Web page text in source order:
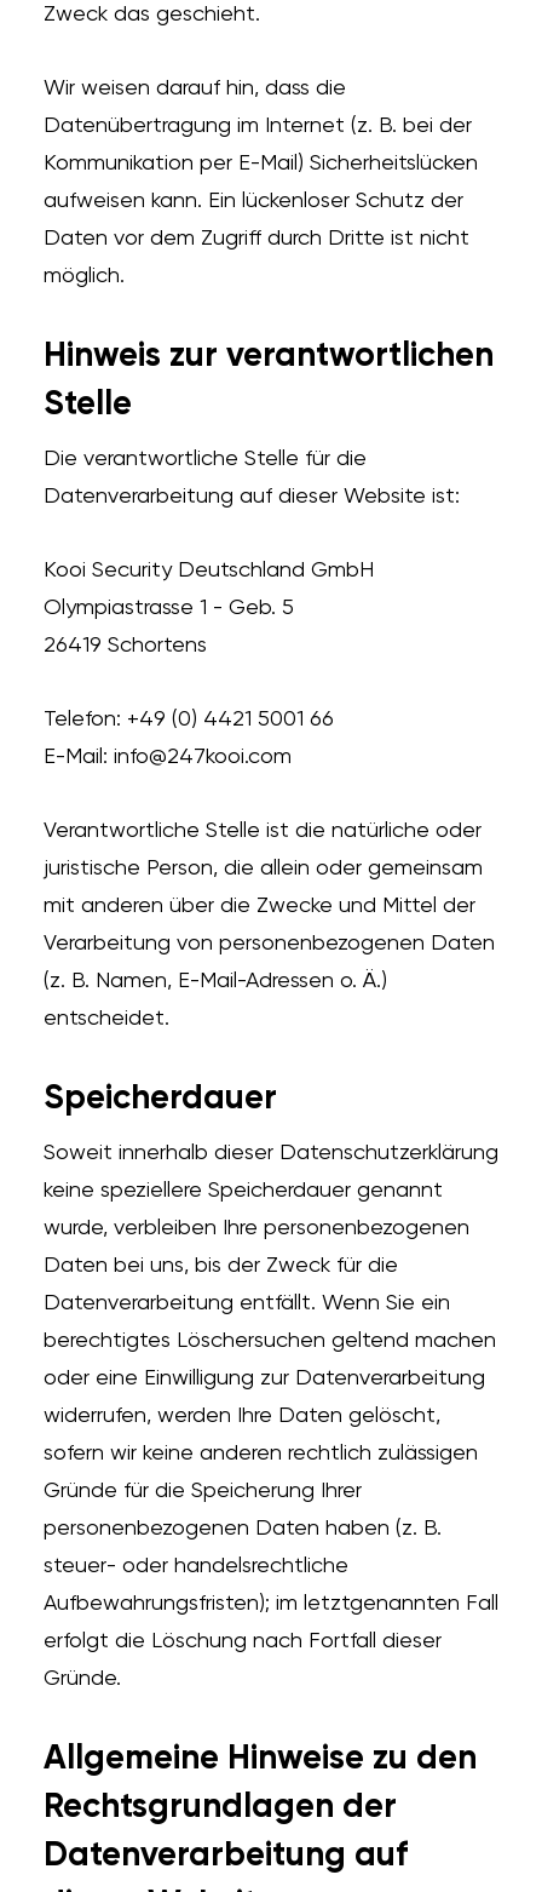
Zweck das geschieht.
Wir weisen darauf hin, dass die
Datenübertragung im Internet (z. B. bei der
Kommunikation per E-Mail) Sicherheitslücken
aufweisen kann. Ein lückenloser Schutz der
Daten vor dem Zugriff durch Dritte ist nicht
möglich.
Hinweis zur verantwortlichen
Stelle
Die verantwortliche Stelle für die
Datenverarbeitung auf dieser Website ist:
Kooi Security Deutschland GmbH
Olympiastrasse 1 - Geb. 5
26419 Schortens
Telefon: +49 (0) 4421 5001 66
E-Mail: info@247kooi.com
Verantwortliche Stelle ist die natürliche oder
juristische Person, die allein oder gemeinsam
mit anderen über die Zwecke und Mittel der
Verarbeitung von personenbezogenen Daten
(z. B. Namen, E-Mail-Adressen o. Ä.)
entscheidet.
Speicherdauer
Soweit innerhalb dieser Datenschutzerklärung
keine speziellere Speicherdauer genannt
wurde, verbleiben Ihre personenbezogenen
Daten bei uns, bis der Zweck für die
Datenverarbeitung entfällt. Wenn Sie ein
berechtigtes Löschersuchen geltend machen
oder eine Einwilligung zur Datenverarbeitung
widerrufen, werden Ihre Daten gelöscht,
sofern wir keine anderen rechtlich zulässigen
Gründe für die Speicherung Ihrer
personenbezogenen Daten haben (z. B.
steuer- oder handelsrechtliche
Aufbewahrungsfristen); im letztgenannten Fall
erfolgt die Löschung nach Fortfall dieser
Gründe.
Allgemeine Hinweise zu den
Rechtsgrundlagen der
Datenverarbeitung auf